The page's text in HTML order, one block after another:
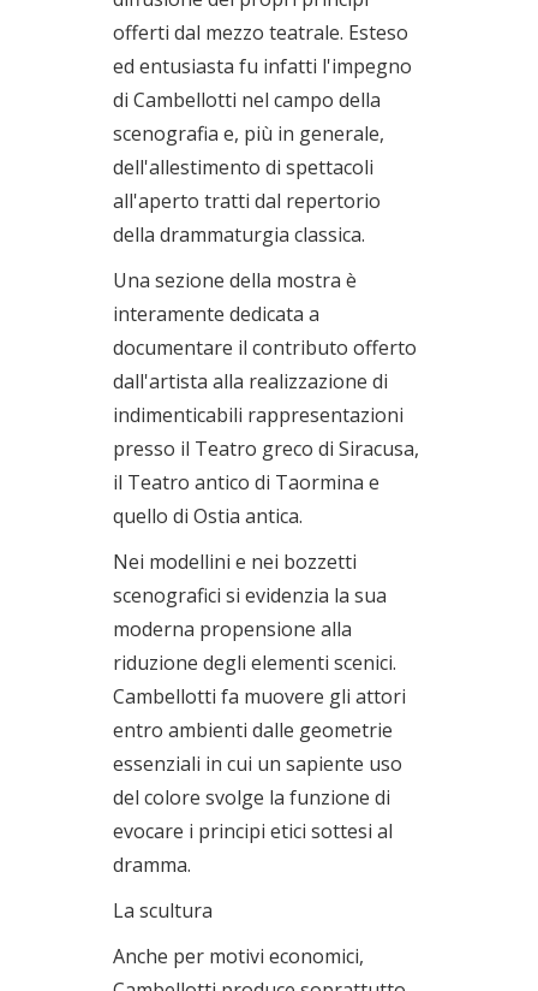
offerti dal mezzo teatrale. Esteso
ed entusiasta fu infatti l'impegno
di Cambellotti nel campo della
scenografia e, più in generale,
dell'allestimento di spettacoli
all'aperto tratti dal repertorio
della drammaturgia classica.
Una sezione della mostra è
interamente dedicata a
documentare il contributo offerto
dall'artista alla realizzazione di
indimenticabili rappresentazioni
presso il Teatro greco di Siracusa,
il Teatro antico di Taormina e
quello di Ostia antica.
Nei modellini e nei bozzetti
scenografici si evidenzia la sua
moderna propensione alla
riduzione degli elementi scenici.
Cambellotti fa muovere gli attori
entro ambienti dalle geometrie
essenziali in cui un sapiente uso
del colore svolge la funzione di
evocare i principi etici sottesi al
dramma.
La scultura
Anche per motivi economici,